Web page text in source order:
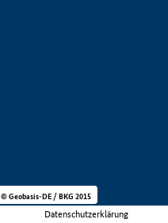
Datenschutzerklärung
© Geobasis-DE / BKG 2015